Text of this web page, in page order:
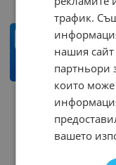
КУПИ
На
трафик.
нашия
партньори
които
вашето